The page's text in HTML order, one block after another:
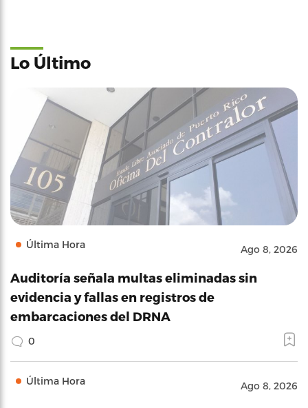
Lo Último
Última Hora Ago 8, 2026
Auditoría señala multas eliminadas sin
evidencia y fallas en registros de
embarcaciones del DRNA
0
Última Hora Ago 8, 2026